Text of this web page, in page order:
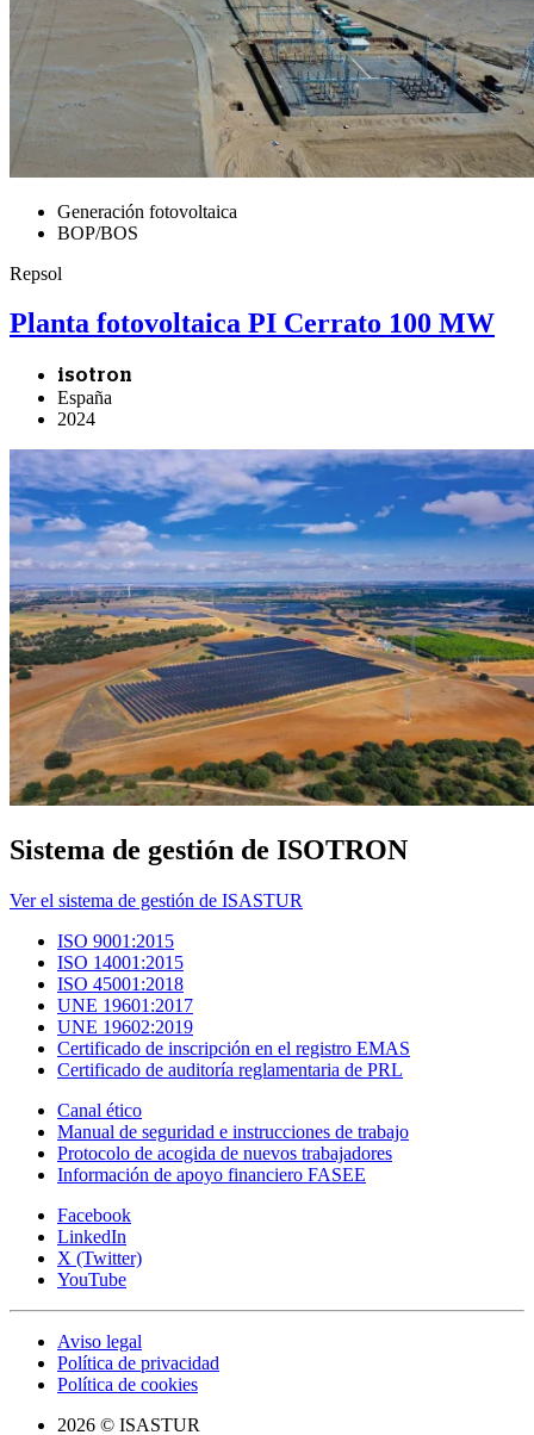
Generación fotovoltaica
BOP/BOS
Repsol
Planta fotovoltaica PI Cerrato 100 MW
isotron
España
2024
Sistema de gestión de ISOTRON
Ver el sistema de gestión de ISASTUR
ISO 9001:2015
ISO 14001:2015
ISO 45001:2018
UNE 19601:2017
UNE 19602:2019
Certificado de inscripción en el registro EMAS
Certificado de auditoría reglamentaria de PRL
Canal ético
Manual de seguridad e instrucciones de trabajo
Protocolo de acogida de nuevos trabajadores
Información de apoyo financiero FASEE
Facebook
LinkedIn
X (Twitter)
YouTube
Aviso legal
Política de privacidad
Política de cookies
2026 © ISASTUR